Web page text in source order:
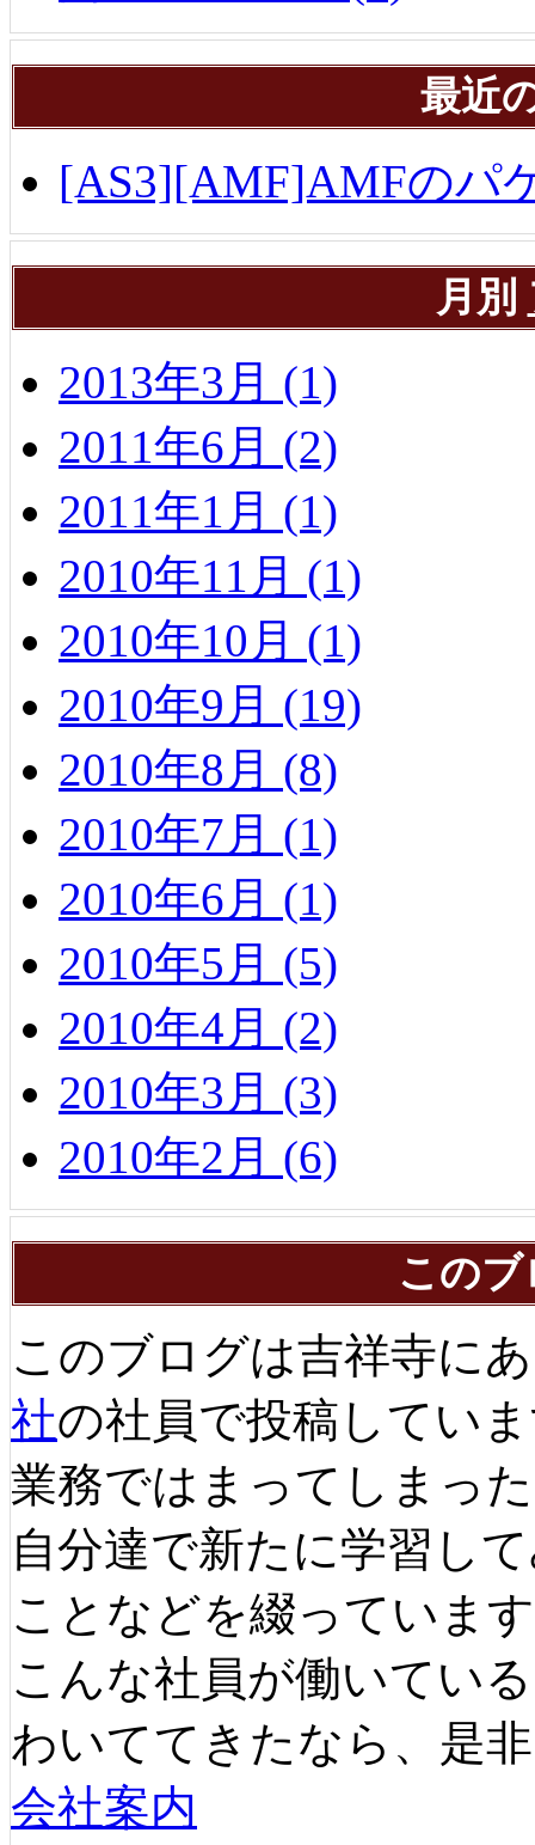
最近
[AS3][AMF]AMFのパ
月別
2013年3月 (1)
2011年6月 (2)
2011年1月 (1)
2010年11月 (1)
2010年10月 (1)
2010年9月 (19)
2010年8月 (8)
2010年7月 (1)
2010年6月 (1)
2010年5月 (5)
2010年4月 (2)
2010年3月 (3)
2010年2月 (6)
この
このブログは吉祥寺に
社の社員で投稿してい
業務ではまってしまっ
自分達で新たに学習し
ことなどを綴っていま
こんな社員が働いてい
わいててきたなら、是
会社案内